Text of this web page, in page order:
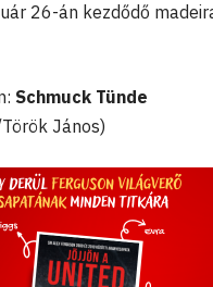
26-án kezdődő
Schmuck Tünde
János)